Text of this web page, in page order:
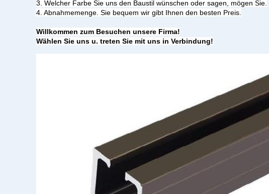
3. Welcher Farbe Sie uns den Baustil wünschen oder sagen, mögen Sie.
4. Abnahmemenge. Sie bequem wir gibt Ihnen den besten Preis.
Willkommen zum Besuchen unsere Firma!
Wählen Sie uns u. treten Sie mit uns in Verbindung!